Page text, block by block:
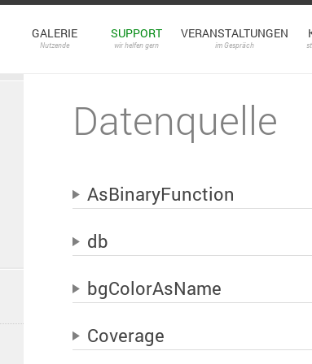
GALERIE
Nutzende
SUPPORT
wir helfen gern
VERANSTALTUNGEN
im Gespräch
Datenquelle
AsBinaryFunction
db
bgColorAsName
Coverage